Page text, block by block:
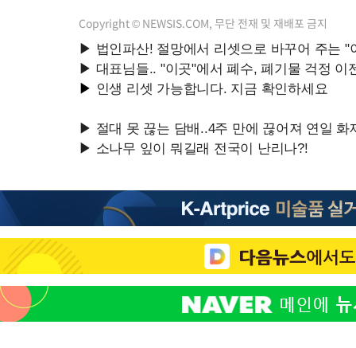
Copyright © NEWSIS.COM, 무단 전재 및 재배포 금지